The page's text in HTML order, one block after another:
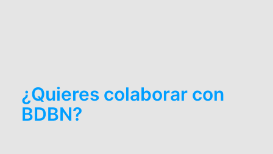
¿Quieres colaborar con
BDBN?